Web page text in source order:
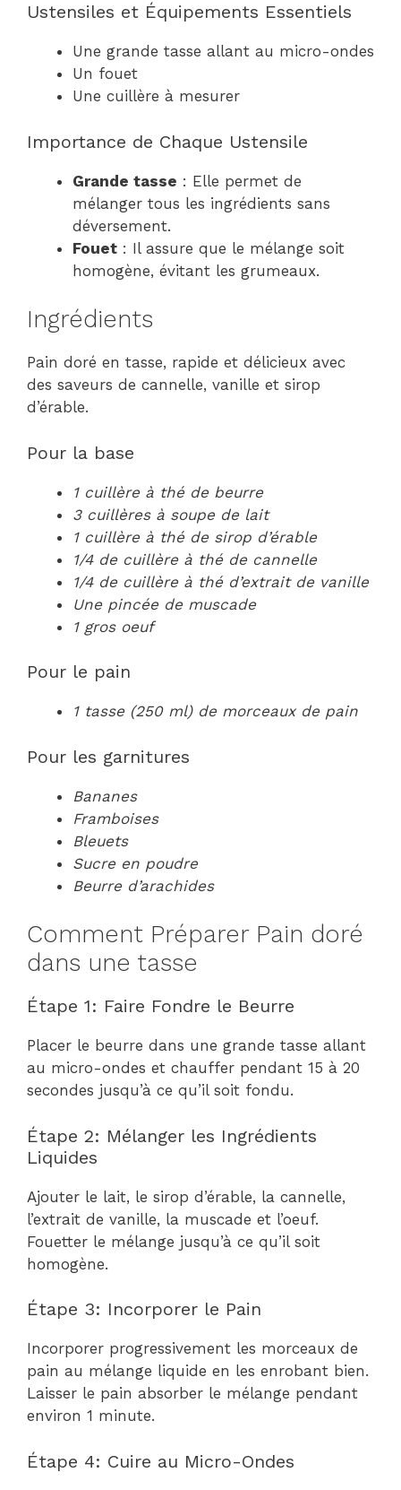
Ustensiles et Équipements Essentiels
Une grande tasse allant au micro-ondes
Un fouet
Une cuillère à mesurer
Importance de Chaque Ustensile
Grande tasse : Elle permet de
mélanger tous les ingrédients sans
déversement.
Fouet : Il assure que le mélange soit
homogène, évitant les grumeaux.
Ingrédients
Pain doré en tasse, rapide et délicieux avec
des saveurs de cannelle, vanille et sirop
d’érable.
Pour la base
1 cuillère à thé de beurre
3 cuillères à soupe de lait
1 cuillère à thé de sirop d’érable
1/4 de cuillère à thé de cannelle
1/4 de cuillère à thé d’extrait de vanille
Une pincée de muscade
1 gros oeuf
Pour le pain
1 tasse (250 ml) de morceaux de pain
Pour les garnitures
Bananes
Framboises
Bleuets
Sucre en poudre
Beurre d’arachides
Comment Préparer Pain doré
dans une tasse
Étape 1: Faire Fondre le Beurre
Placer le beurre dans une grande tasse allant
au micro-ondes et chauffer pendant 15 à 20
secondes jusqu’à ce qu’il soit fondu.
Étape 2: Mélanger les Ingrédients
Liquides
Ajouter le lait, le sirop d’érable, la cannelle,
l’extrait de vanille, la muscade et l’oeuf.
Fouetter le mélange jusqu’à ce qu’il soit
homogène.
Étape 3: Incorporer le Pain
Incorporer progressivement les morceaux de
pain au mélange liquide en les enrobant bien.
Laisser le pain absorber le mélange pendant
environ 1 minute.
Étape 4: Cuire au Micro-Ondes